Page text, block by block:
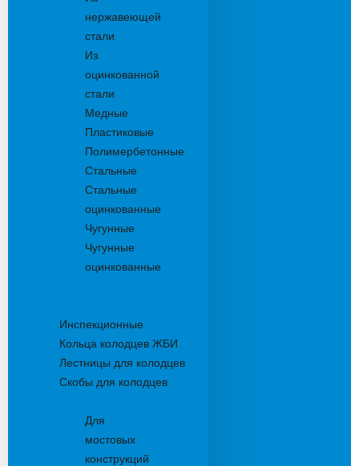
нержавеющей
стали
Из
оцинкованной
стали
Медные
Пластиковые
Полимербетонные
Стальные
Стальные
оцинкованные
Чугунные
Чугунные
оцинкованные
Инспекционные
Кольца колодцев ЖБИ
Лестницы для колодцев
Скобы для колодцев
Для
мостовых
конструкций